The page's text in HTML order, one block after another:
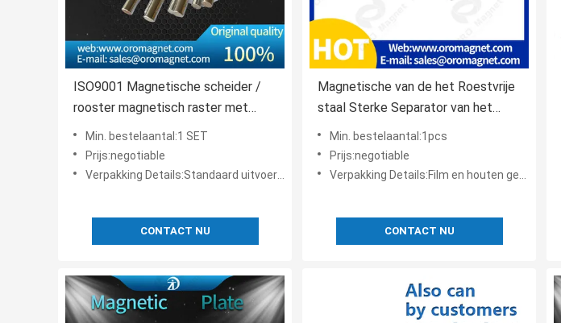
ISO9001 Magnetische scheider /
rooster magnetisch raster met
roestvrijstalen plaat sterke
intensiteit
Min. bestelaantal:1 SET
Prijs:negotiable
Verpakking Details:Standaard uitvoerend pakket
CONTACT NU
Magnetische van de het Roestvrije
staal Sterke Separator van het
Scheidingsmateriaal de Magneet
Magnetische Raad
Min. bestelaantal:1pcs
Prijs:negotiable
Verpakking Details:Film en houten geval
CONTACT NU